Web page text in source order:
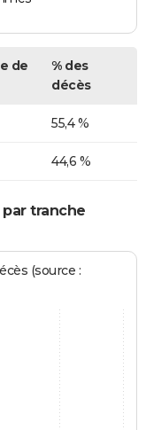
de
% des
décès
55,4 %
44,6 %
tranche
(source :